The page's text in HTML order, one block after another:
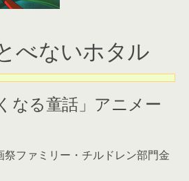
べないホタル
なる童話」アニメー
祭ファミリー・チルドレン部門金